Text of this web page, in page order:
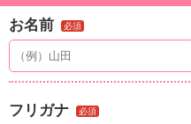
お名前 必須
フリガナ 必須